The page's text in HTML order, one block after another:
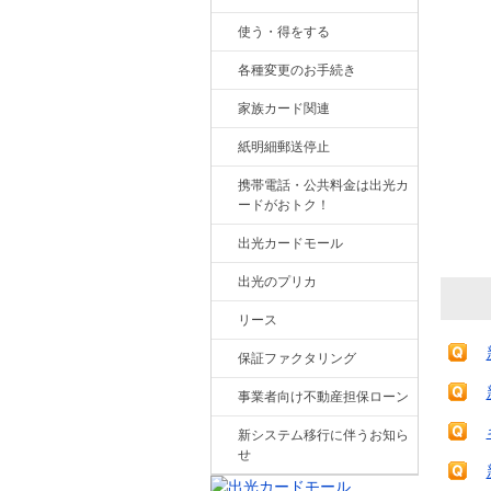
使う・得をする
各種変更のお手続き
家族カード関連
紙明細郵送停止
携帯電話・公共料金は出光カ
ードがおトク！
出光カードモール
出光のプリカ
リース
保証ファクタリング
事業者向け不動産担保ローン
新システム移行に伴うお知ら
せ